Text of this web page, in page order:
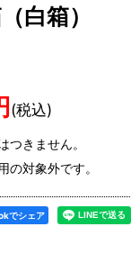
白箱）
(税込)
つきません。
の対象外です。
でシェア